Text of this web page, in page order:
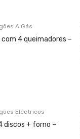
A Gás
4 queimadores –
Eléctricos
discos + forno –